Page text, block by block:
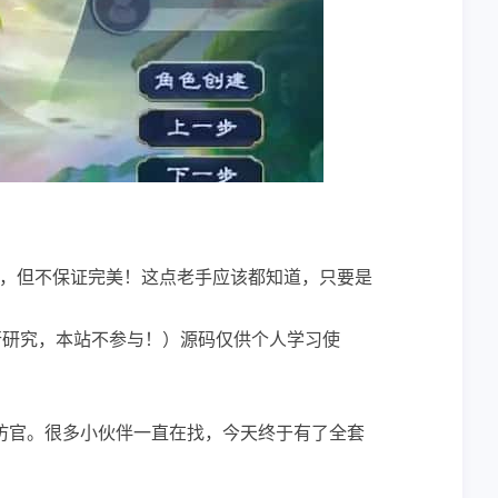
但不保证完美！这点老手应该都知道，只要是
究，本站不参与！）源码仅供个人学习使
。很多小伙伴一直在找，今天终于有了全套